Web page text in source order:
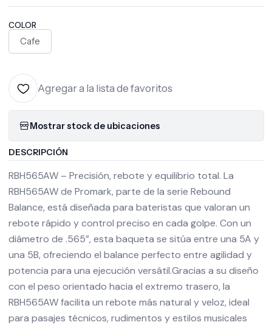
COLOR
Cafe
Agregar a la lista de favoritos
Mostrar stock de ubicaciones
DESCRIPCIÓN
RBH565AW – Precisión, rebote y equilibrio total. La
RBH565AW de Promark, parte de la serie Rebound
Balance, está diseñada para bateristas que valoran un
rebote rápido y control preciso en cada golpe. Con un
diámetro de .565”, esta baqueta se sitúa entre una 5A y
una 5B, ofreciendo el balance perfecto entre agilidad y
potencia para una ejecución versátil.Gracias a su diseño
con el peso orientado hacia el extremo trasero, la
RBH565AW facilita un rebote más natural y veloz, ideal
para pasajes técnicos, rudimentos y estilos musicales